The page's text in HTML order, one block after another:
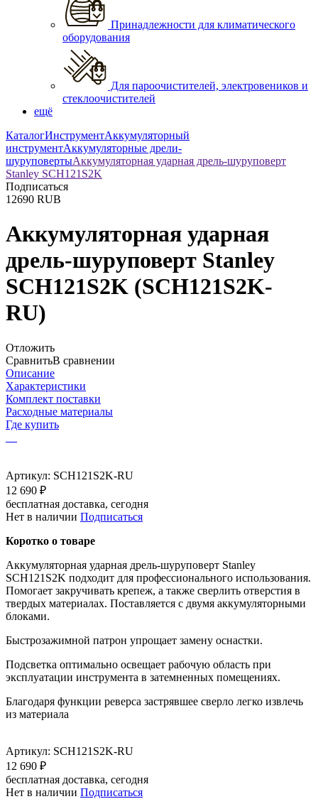
Принадлежности для климатического
оборудования
Для пароочистителей, электровеников и
стеклоочистителей
ещё
КаталогИнструментАккумуляторный
инструментАккумуляторные дрели-
шуруповертыАккумуляторная ударная дрель-шуруповерт
Stanley SCH121S2K
Подписаться
12690 RUB
Аккумуляторная ударная
дрель-шуруповерт Stanley
SCH121S2K (SCH121S2K-
RU)
Отложить
СравнитьВ сравнении
Описание
Характеристики
Комплект поставки
Расходные материалы
Где купить
Артикул: SCH121S2K-RU
12 690 ₽
бесплатная доставка, сегодня
Нет в наличии Подписаться
Коротко о товаре
Аккумуляторная ударная дрель-шуруповерт Stanley
SCH121S2K подходит для профессионального использования.
Помогает закручивать крепеж, а также сверлить отверстия в
твердых материалах. Поставляется с двумя аккумуляторными
блоками.
Быстрозажимной патрон упрощает замену оснастки.
Подсветка оптимально освещает рабочую область при
эксплуатации инструмента в затемненных помещениях.
Благодаря функции реверса застрявшее сверло легко извлечь
из материала
Артикул: SCH121S2K-RU
12 690 ₽
бесплатная доставка, сегодня
Нет в наличии Подписаться